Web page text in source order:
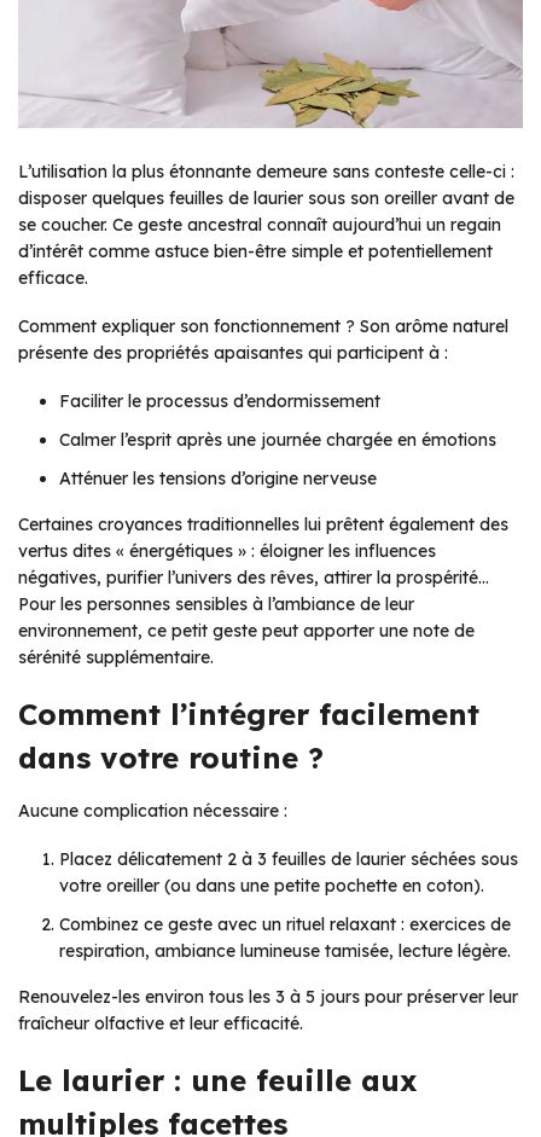
L’utilisation la plus étonnante demeure sans conteste celle-ci :
disposer quelques feuilles de laurier sous son oreiller avant de
se coucher. Ce geste ancestral connaît aujourd’hui un regain
d’intérêt comme astuce bien-être simple et potentiellement
efficace.
Comment expliquer son fonctionnement ? Son arôme naturel
présente des propriétés apaisantes qui participent à :
Faciliter le processus d’endormissement
Calmer l’esprit après une journée chargée en émotions
Atténuer les tensions d’origine nerveuse
Certaines croyances traditionnelles lui prêtent également des
vertus dites « énergétiques » : éloigner les influences
négatives, purifier l’univers des rêves, attirer la prospérité…
Pour les personnes sensibles à l’ambiance de leur
environnement, ce petit geste peut apporter une note de
sérénité supplémentaire.
Comment l’intégrer facilement
dans votre routine ?
Aucune complication nécessaire :
Placez délicatement 2 à 3 feuilles de laurier séchées sous
votre oreiller (ou dans une petite pochette en coton).
Combinez ce geste avec un rituel relaxant : exercices de
respiration, ambiance lumineuse tamisée, lecture légère.
Renouvelez-les environ tous les 3 à 5 jours pour préserver leur
fraîcheur olfactive et leur efficacité.
Le laurier : une feuille aux
multiples facettes